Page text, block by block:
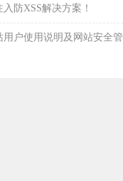
防XSS解决方案！
用户使用说明及网站安全管